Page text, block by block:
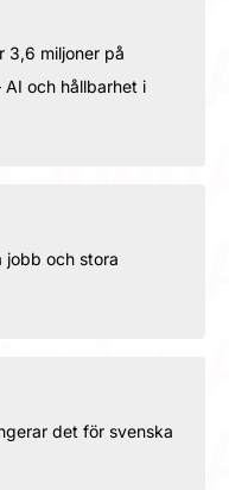
3,6 miljoner på
och hållbarhet i
jobb och stora
det för svenska